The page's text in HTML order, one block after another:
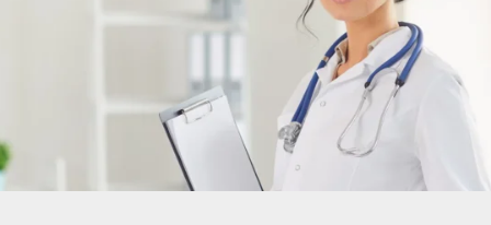
Salud
Soluciones
Sumate Noticias Oficinas